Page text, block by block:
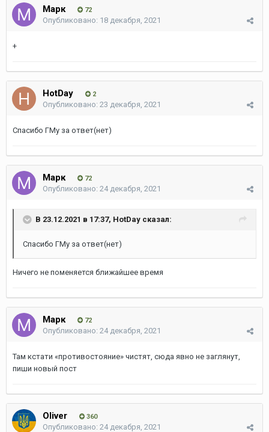
Марк 72
Опубликовано: 18 декабря, 2021
+
HotDay 2
Опубликовано: 23 декабря, 2021
Спасибо ГМу за ответ(нет)
Марк 72
Опубликовано: 24 декабря, 2021
В 23.12.2021 в 17:37, HotDay сказал:
Спасибо ГМу за ответ(нет)
Ничего не поменяется ближайшее время
Марк 72
Опубликовано: 24 декабря, 2021
Там кстати «противостояние» чистят, сюда явно не заглянут,
пиши новый пост
Oliver 360
Опубликовано: 24 декабря, 2021